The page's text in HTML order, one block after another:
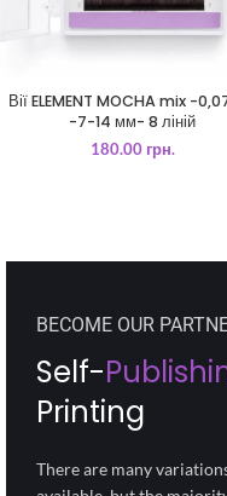
Вії ELEMENT MOCHA mix -
-7-14 мм- 8 ліній
180.00 грн.
BECOME OUR
Self-
Printing
There are many